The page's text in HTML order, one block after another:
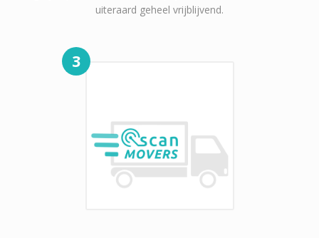
uiteraard geheel vrijblijvend.
3